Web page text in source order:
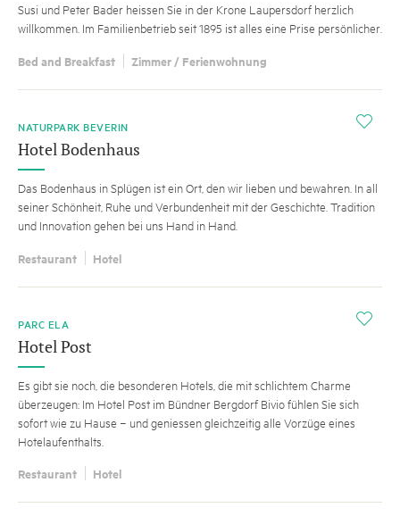
Susi und Peter Bader heissen Sie in der Krone Laupersdorf herzlich
willkommen. Im Familienbetrieb seit 1895 ist alles eine Prise persönlicher.
Bed and Breakfast Zimmer / Ferienwohnung
i
NATURPARK BEVERIN
Hotel Bodenhaus
Das Bodenhaus in Splügen ist ein Ort, den wir lieben und bewahren. In all
seiner Schönheit, Ruhe und Verbundenheit mit der Geschichte. Tradition
und Innovation gehen bei uns Hand in Hand.
Restaurant Hotel
i
PARC ELA
Hotel Post
Es gibt sie noch, die besonderen Hotels, die mit schlichtem Charme
überzeugen: Im Hotel Post im Bündner Bergdorf Bivio fühlen Sie sich
sofort wie zu Hause − und geniessen gleichzeitig alle Vorzüge eines
Hotelaufenthalts.
Restaurant Hotel